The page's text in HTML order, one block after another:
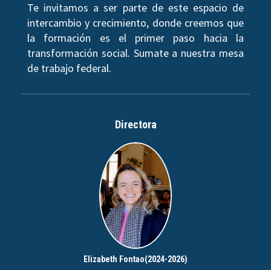
Te invitamos a ser parte de este espacio de
intercambio y crecimiento, donde creemos que
la formación es el primer paso hacia la
transformación social. Sumate a nuestra mesa
de trabajo federal.
Directora
Elizabeth Fontao(2024-2026)